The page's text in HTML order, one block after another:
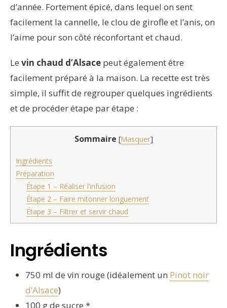
d’année. Fortement épicé, dans lequel on sent
facilement la cannelle, le clou de girofle et l’anis, on
l’aime pour son côté réconfortant et chaud.
Le vin chaud d’Alsace peut également être
facilement préparé à la maison. La recette est très
simple, il suffit de regrouper quelques ingrédients
et de procéder étape par étape :
Sommaire [Masquer]
Ingrédients
Préparation
Étape 1 – Réaliser l’infusion
Étape 2 – Faire mitonner longuement
Étape 3 – Filtrer et servir chaud
Ingrédients
750 ml de vin rouge (idéalement un Pinot noir
d’Alsace)
100 g de sucre *